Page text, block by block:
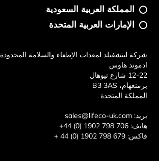
المملكة العربية السعودية
الإمارات العربية المتحدة
شركة ليتشفيلد لمعدات الإطفاء والسلامة المحدودة
ادموند هاوس
12-22 شارع نيوهال
برمنغهام، B3 3AS
المملكة المتحدة
بريد:sales@lifeco-uk.com
هاتف: +44 (0) 1902 798 706
فاكس:+ 44 (0) 1902 798 679